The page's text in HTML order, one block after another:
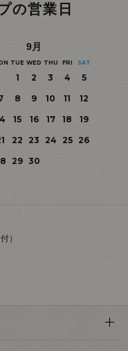
の営業日
9月
TUE WED THU FRI SAT
1 2 3 4
5
8 9 10 11
12
15 16 17 18
19
22 23 24 25
26
29 30
）